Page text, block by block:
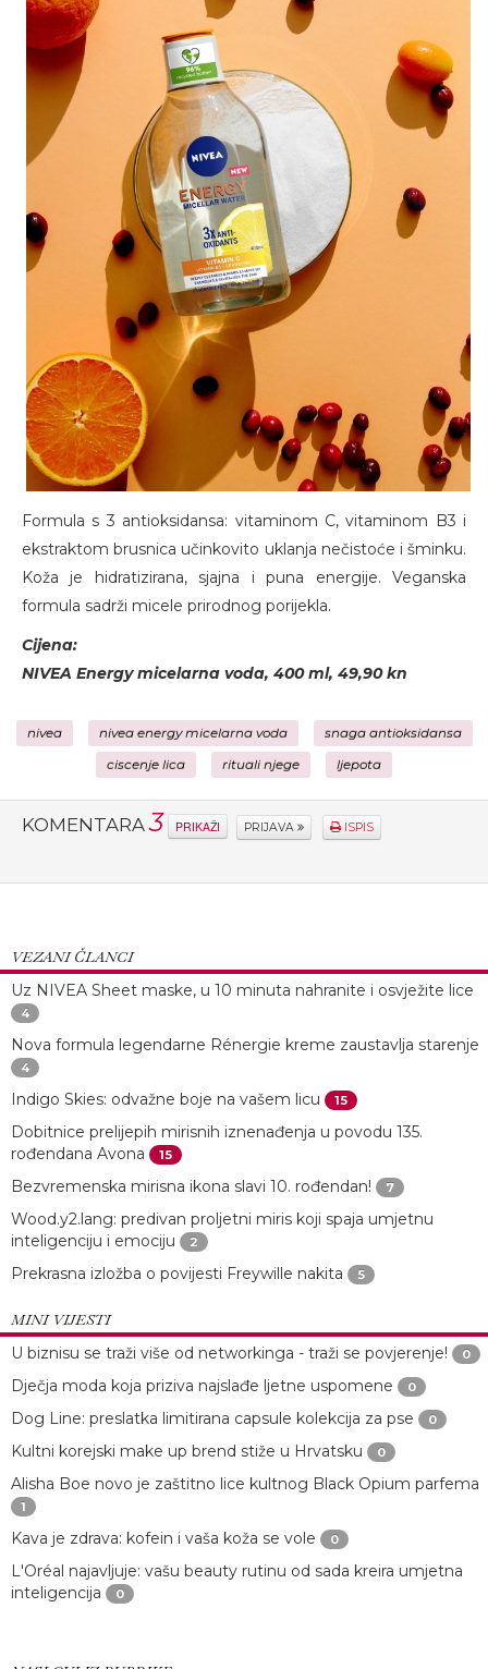
Formula s 3 antioksidansa: vitaminom C, vitaminom B3 i
ekstraktom brusnica učinkovito uklanja nečistoće i šminku.
Koža je hidratizirana, sjajna i puna energije. Veganska
formula sadrži micele prirodnog porijekla.
Cijena:
NIVEA Energy micelarna voda, 400 ml, 49,90 kn
nivea nivea energy micelarna voda snaga antioksidansa
ciscenje lica rituali njege ljepota
KOMENTARA3 PRIKAŽI PRIJAVA ISPIS
VEZANI ČLANCI
Uz NIVEA Sheet maske, u 10 minuta nahranite i osvježite lice
4
Nova formula legendarne Rénergie kreme zaustavlja starenje
4
Indigo Skies: odvažne boje na vašem licu 15
Dobitnice prelijepih mirisnih iznenađenja u povodu 135.
rođendana Avona
15
Bezvremenska mirisna ikona slavi 10. rođendan! 7
Wood.y2.lang: predivan proljetni miris koji spaja umjetnu
inteligenciju i emociju
2
Prekrasna izložba o povijesti Freywille nakita 5
MINI VIJESTI
U biznisu se traži više od networkinga - traži se povjerenje!
0
Dječja moda koja priziva najslađe ljetne uspomene 0
Dog Line: preslatka limitirana capsule kolekcija za pse 0
Kultni korejski make up brend stiže u Hrvatsku 0
Alisha Boe novo je zaštitno lice kultnog Black Opium parfema
1
Kava je zdrava: kofein i vaša koža se vole 0
L'Oréal najavljuje: vašu beauty rutinu od sada kreira umjetna
inteligencija
0